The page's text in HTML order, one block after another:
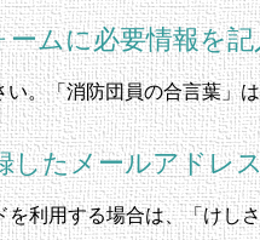
ムに必要情報を
。「消防団員の合言葉」
したメールアドレ
を利用する場合は、「けし